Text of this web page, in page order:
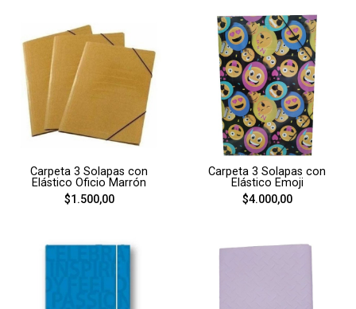
Carpeta 3 Solapas con
Elástico Oficio Marrón
$1.500,00
Carpeta 3 Solapas con
Elástico Emoji
$4.000,00